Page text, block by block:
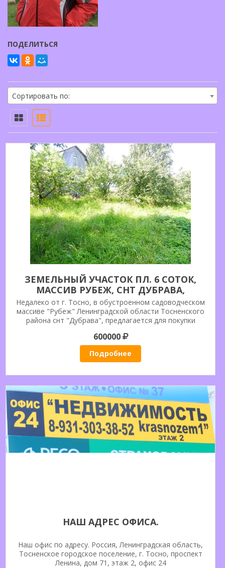
ПОДЕЛИТЬСЯ
Сортировать по:
ЗЕМЕЛЬНЫЙ УЧАСТОК ПЛ. 6 СОТОК,
МАССИВ РУБЕЖ, СНТ ДУБРАВА,
ТОСНЕНСКИЙ РАЙОН.
Недалеко от г. Тосно, в обустроенном садоводческом
массиве "Рубеж" Ленинградской области Тосненского
района снт "Дубрава", предлагается для покупки
47:26:0722004:83, со строением.
600000
Подробнее
НАШ АДРЕС ОФИСА.
Наш офис по адресу. Россия, Ленинградская область,
Тосненское городское поселение, г. Тосно, проспект
Ленина, дом 71, этаж 2, офис 24